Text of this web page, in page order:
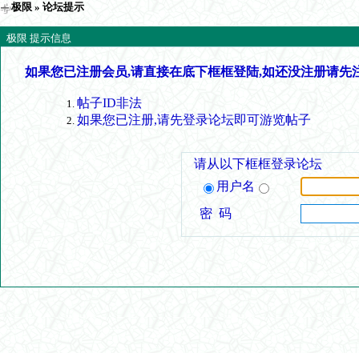
极限 » 论坛提示
极限 提示信息
如果您已注册会员,请直接在底下框框登陆,如还没注册请先
帖子ID非法
如果您已注册,请先登录论坛即可游览帖子
请从以下框框登录论坛
用户名
密 码